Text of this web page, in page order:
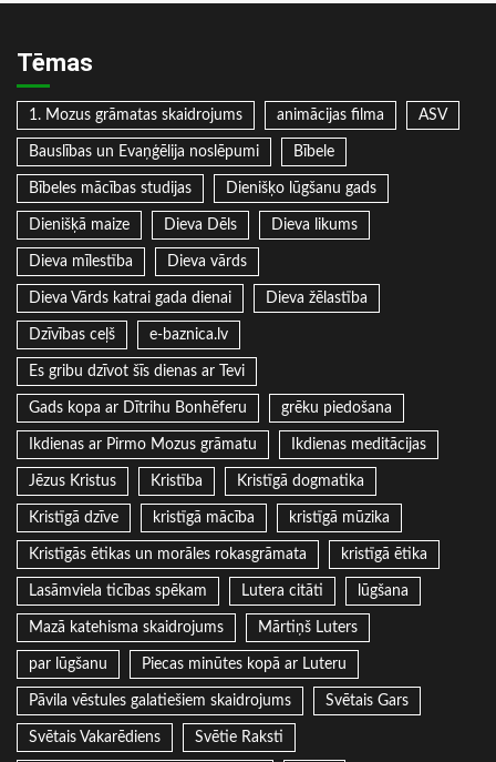
Tēmas
1. Mozus grāmatas skaidrojums animācijas filma ASV
Bauslības un Evaņģēlija noslēpumi Bībele
Bībeles mācības studijas Dienišķo lūgšanu gads
Dienišķā maize Dieva Dēls Dieva likums
Dieva mīlestība Dieva vārds
Dieva Vārds katrai gada dienai Dieva žēlastība
Dzīvības ceļš e-baznica.lv
Es gribu dzīvot šīs dienas ar Tevi
Gads kopa ar Dītrihu Bonhēferu grēku piedošana
Ikdienas ar Pirmo Mozus grāmatu Ikdienas meditācijas
Jēzus Kristus Kristība Kristīgā dogmatika
Kristīgā dzīve kristīgā mācība kristīgā mūzika
Kristīgās ētikas un morāles rokasgrāmata kristīgā ētika
Lasāmviela ticības spēkam Lutera citāti lūgšana
Mazā katehisma skaidrojums Mārtiņš Luters
par lūgšanu Piecas minūtes kopā ar Luteru
Pāvila vēstules galatiešiem skaidrojums Svētais Gars
Svētais Vakarēdiens Svētie Raksti